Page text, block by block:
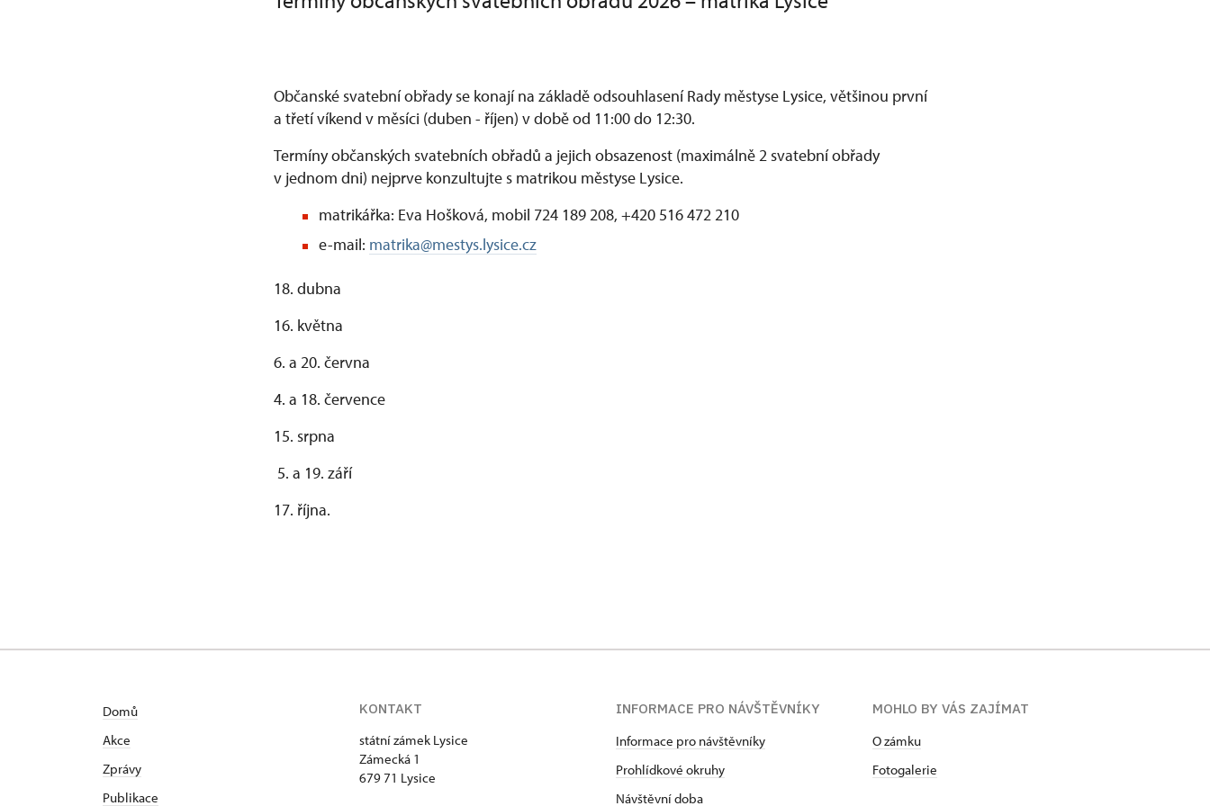
Občanské svatební obřady se konají na základě odsouhlasení Rady městyse Lysice, většinou první
a třetí víkend v měsíci (duben - říjen) v době od 11:00 do 12:30.
Termíny občanských svatebních obřadů a jejich obsazenost (maximálně 2 svatební obřady
v jednom dni) nejprve konzultujte s matrikou městyse Lysice.
matrikářka: Eva Hošková, mobil 724 189 208, +420 516 472 210
e-mail: matrika@mestys.lysice.cz
18. dubna
16. května
6. a 20. června
4. a 18. července
15. srpna
5. a 19. září
17. října.
Domů
Akce
Zprávy
Publikace
KONTAKT
státní zámek Lysice
Zámecká 1
679 71 Lysice
INFORMACE PRO NÁVŠTĚVNÍKY
Informace pro návštěvníky
Prohlídkové okruhy
Návštěvní doba
MOHLO BY VÁS ZAJÍMAT
O zámku
Fotogalerie